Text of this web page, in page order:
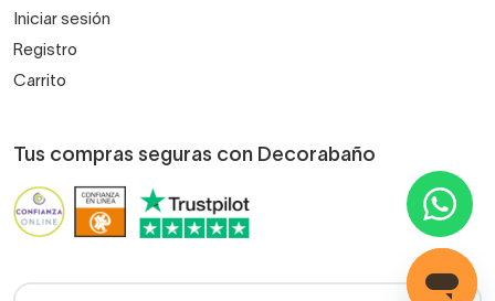
Iniciar sesión
Registro
Carrito
Tus compras seguras con Decorabaño